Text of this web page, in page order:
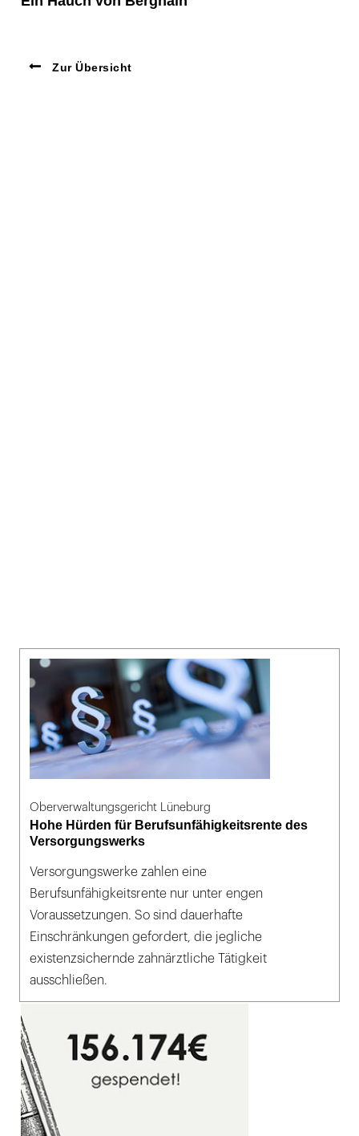
Zur Übersicht
Oberverwaltungsgericht Lüneburg
Hohe Hürden für Berufsunfähigkeitsrente des
Versorgungswerks
Versorgungswerke zahlen eine
Berufsunfähigkeitsrente nur unter engen
Voraussetzungen. So sind dauerhafte
Einschränkungen gefordert, die jegliche
existenzsichernde zahnärztliche Tätigkeit
ausschließen.